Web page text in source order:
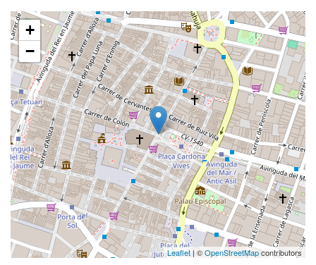
+
−
Leaflet| ©OpenStreetMapcontributors